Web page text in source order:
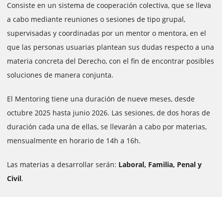
Consiste en un sistema de cooperación colectiva, que se lleva
a cabo mediante reuniones o sesiones de tipo grupal,
supervisadas y coordinadas por un mentor o mentora, en el
que las personas usuarias plantean sus dudas respecto a una
materia concreta del Derecho, con el fin de encontrar posibles
soluciones de manera conjunta.
El Mentoring tiene una duración de nueve meses, desde
octubre 2025 hasta junio 2026. Las sesiones, de dos horas de
duración cada una de ellas, se llevarán a cabo por materias,
mensualmente en horario de 14h a 16h.
Las materias a desarrollar serán: Laboral, Familia, Penal y
Civil.